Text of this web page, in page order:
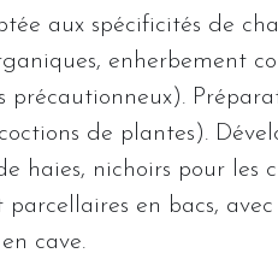
aux spécificités de
enherbement
précautionneux).
de plantes).
haies, nichoirs pour les
en bacs,
cave.